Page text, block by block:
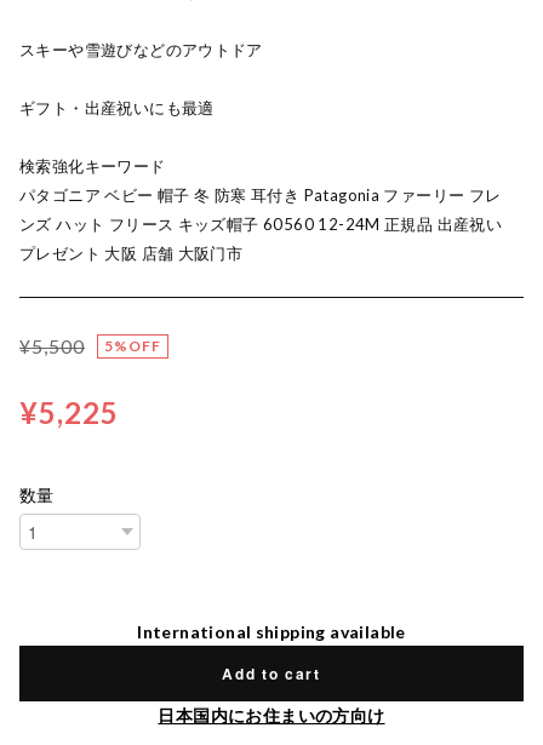
スキーや雪遊びなどのアウトドア
ギフト・出産祝いにも最適
検索強化キーワード
パタゴニア ベビー 帽子 冬 防寒 耳付き Patagonia ファーリー フレ
ンズ ハット フリース キッズ帽子 60560 12-24M 正規品 出産祝い
プレゼント 大阪 店舗 大阪门市
¥5,500 5%OFF
¥5,225
数量
International shipping available
Add to cart
日本国内にお住まいの方向け